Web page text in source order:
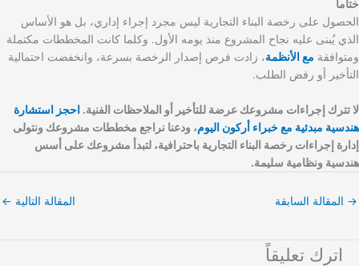
ختاماً
الحصول على رخصة البناء التجارية ليس مجرد إجراء إداري، بل هو الأساس
الذي يُبنى عليه نجاح المشروع منذ يومه الأول. وكلما كانت المخططات مكتملة
ومتوافقة مع الأنظمة، زادت فرص إصدار الرخصة بسرعة، وانخفضت احتمالية
التأخير أو رفض الطلب.
لا تترك إجراءات مشروعك عرضة للتأخير أو الملاحظات الفنية. احجز استشارة
هندسية مبدئية مع خبراء أركون اليوم، ودعنا نراجع مخططات مشروعك ونتولى
إدارة إجراءات رخصة البناء التجارية باحترافية، لتبدأ مشروعك على أسس
هندسية ونظامية سليمة.
→ المقالة السابقة المقالة التالية ←
اترك تعليقاً